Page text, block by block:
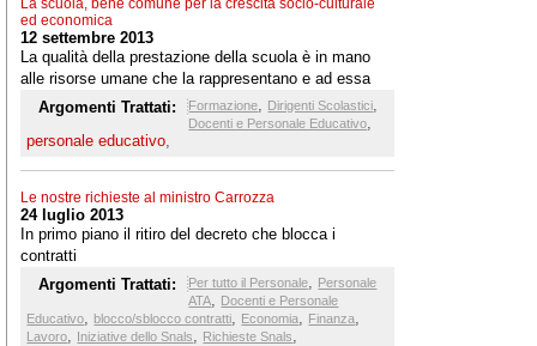
La scuola, bene comune per la crescita socio-culturale
ed economica
12 settembre 2013
La qualità della prestazione della scuola è in mano
alle risorse umane che la rappresentano e ad essa
dedicano gran parte della loro vita. Proprio per questo
occorrono più risorse per la formazione
Argomenti Trattati: Formazione, Dirigenti Scolastici,
Docenti e Personale Educativo,
personale educativo,
Le nostre richieste al ministro Carrozza
24 luglio 2013
In primo piano il ritiro del decreto che blocca i
contratti
Argomenti Trattati:
Per tutto il Personale, Personale
ATA, Docenti e Personale
Educativo,blocco/sblocco contratti, Economia, Finanza,
Lavoro, Iniziative dello Snals, Richieste Snals,